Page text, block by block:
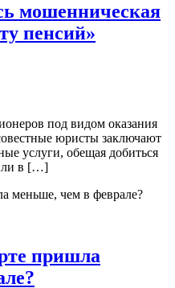
мошенническая
пенсий»
под видом оказания
юристы заключают
услуги, обещая добиться
в […]
пришла